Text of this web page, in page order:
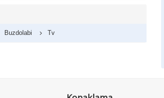
Buzdolabi Tv